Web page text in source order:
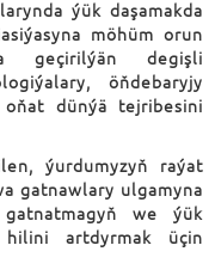
ýük daşamakda
möhüm orun
geçirilýän degişli
öňdebaryjy
dünýä tejribesini
ýurdumyzyň raýat
gatnawlary ulgamyna
we ýük
hilini artdyrmak üçin